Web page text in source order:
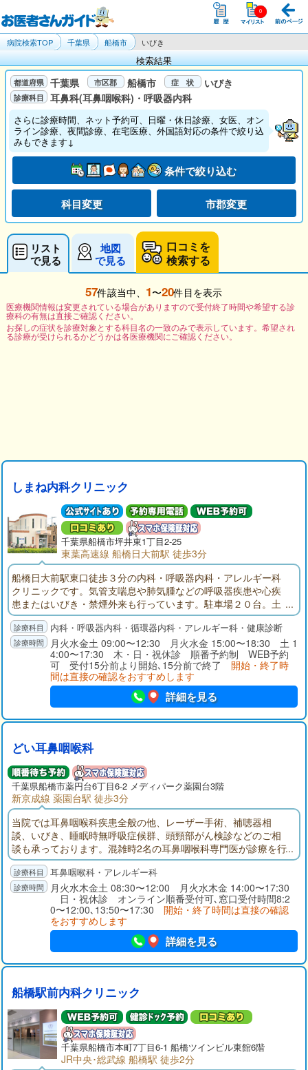
病院検索TOP 千葉県 船橋市 いびき
検索結果
千葉県 船橋市
いびき
耳鼻科(耳鼻咽喉科)・呼吸器内科
さらに診療時間、ネット予約可、日曜・休日診療、女医、オン
ライン診療、夜間診療、在宅医療、外国語対応の条件で絞り込
みもできます↓
条件で絞り込む
科目変更 市郡変更
リスト
で見る
地図
で見る
口コミを
検索する
57件該当中、 1〜20件目を表示
医療機関情報は変更されている場合がありますので受付終了時間や希望する診
療科の有無は直接ご確認ください。
お探しの症状を診療対象とする科目名の一致のみで表示しています。希望され
る診療が受けられるかどうかは各医療機関にご確認ください。
しまね内科クリニック
千葉県船橋市坪井東1丁目2-25
東葉高速線 船橋日大前駅 徒歩3分
船橋日大前駅東口徒歩３分の内科・呼吸器内科・アレルギー科
クリニックです。気管支喘息や肺気腫などの呼吸器疾患や心疾
患またはいびき・禁煙外来も行っています。駐車場２０台。土
曜診療も行っています。
内科・呼吸器内科・循環器内科・アレルギー科・健康診断
月火水金土 09:00〜12:30 月火水金 15:00〜18:30 土 1
4:00〜17:30 木・日・祝休診 順番予約制 WEB予約
可 受付15分前より開始､15分前で終了 開始・終了時
間は直接の確認をおすすめします
詳細を見る
どい耳鼻咽喉科
千葉県船橋市薬円台6丁目6-2 メディパーク薬園台3階
新京成線 薬園台駅 徒歩3分
当院では耳鼻咽喉科疾患全般の他、レーザー手術、補聴器相
談、いびき、睡眠時無呼吸症候群、頭頸部がん検診などのご相
談も承っております。混雑時2名の耳鼻咽喉科専門医が診療を行
っております。待ち時間がある時はオンラインで順番受付を行
うこともできます耳鼻咽喉科・アレルギー科
月火水木金土 08:30〜12:00 月火水木金 14:00〜17:30
日・祝休診 オンライン順番受付可､窓口受付時間8:2
0〜12:00､13:50〜17:30 開始・終了時間は直接の確認
をおすすめします
詳細を見る
船橋駅前内科クリニック
千葉県船橋市本町7丁目6-1 船橋ツインビル東館6階
JR中央･総武線 船橋駅 徒歩2分